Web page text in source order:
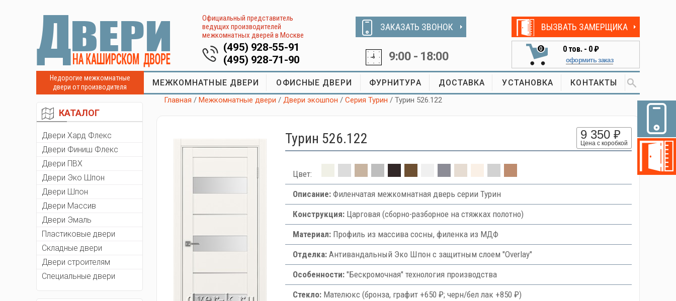
Официальный представитель
ведущих производителей
межкомнатных дверей в Москве
(495) 928-55-91
(495) 928-71-90
ЗАКАЗАТЬ ЗВОНОК
9:00 - 18:00
ВЫЗВАТЬ ЗАМЕРЩИКА
0 0тов. - 0 ₽
оформить заказ
Недорогие межкомнатные
двери от производителя
МЕЖКОМНАТНЫЕ ДВЕРИ ОФИСНЫЕ ДВЕРИ ФУРНИТУРА ДОСТАВКА УСТАНОВКА КОНТАКТЫ
КАТАЛОГ
Двери Хард Флекс
Двери Финиш Флекс
Двери ПВХ
Двери Эко Шпон
Двери Шпон
Двери Массив
Двери Эмаль
Пластиковые двери
Складные двери
Двери строителям
Специальные двери
Главная /Межкомнатные двери /Двери экошпон /Серия Турин / Турин 526.122
Турин 526.122 9 350 ₽
Цена с коробкой
Цвет:
Описание:Филенчатая межкомнатная дверь серии Турин
Конструкция:Царговая (сборно-разборное на стяжках полотно)
Материал:Профиль из массива сосны, филенка из МДФ
Отделка:Антивандальный Эко Шпон с защитным слоем "Overlay"
Особенности:"Бескромочная" технология производства
Стекло:Мателюкс (бронза, графит +650 ₽; черн/бел лак +850 ₽)